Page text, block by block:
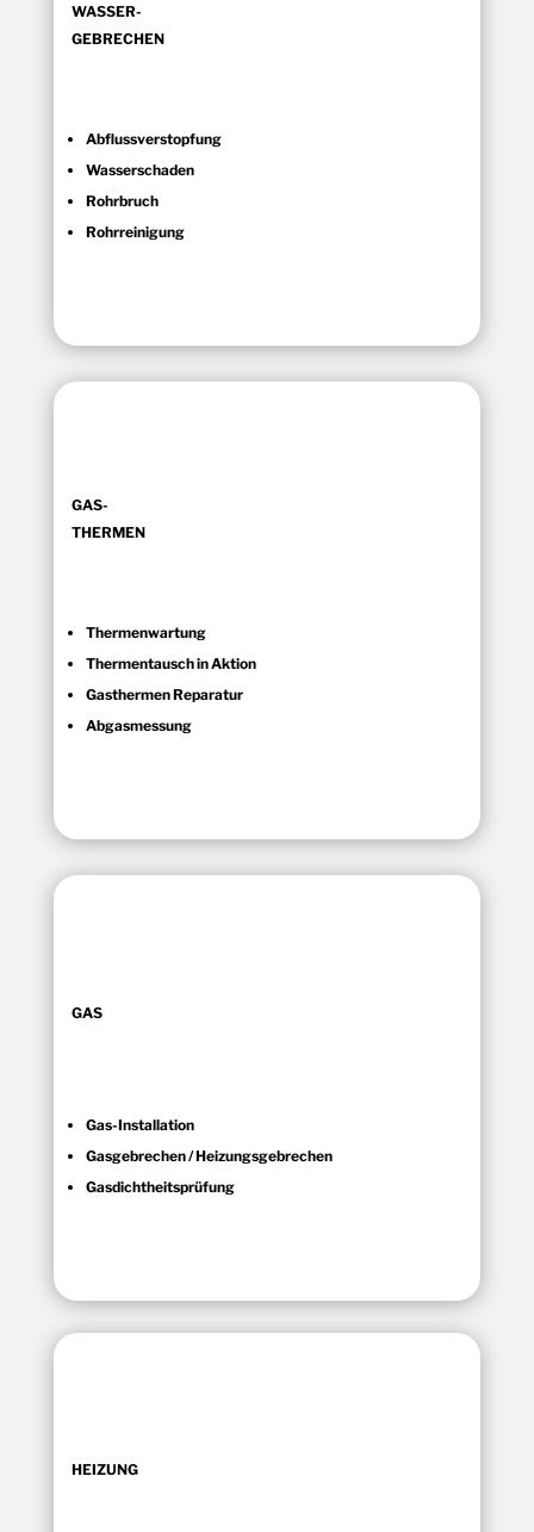
WASSER-
GEBRECHEN
Abflussverstopfung
Wasserschaden
Rohrbruch
Rohrreinigung
GAS-
THERMEN
Thermenwartung
Thermentausch in Aktion
Gasthermen Reparatur
Abgasmessung
GAS
Gas-Installation
Gasgebrechen / Heizungsgebrechen
Gasdichtheitsprüfung
HEIZUNG